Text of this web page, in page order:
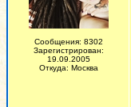
Сообщения: 8302
Зарегистрирован:
19.09.2005
Откуда: Москва